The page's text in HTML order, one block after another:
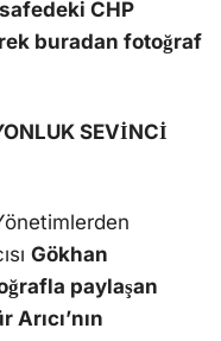
CHP
buradan fotoğraf
SEVİNCİ
Gökhan
paylaşan